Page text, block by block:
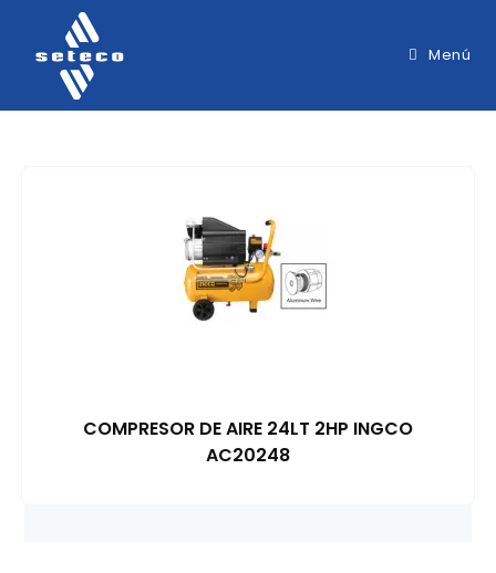
Menú
COMPRESOR DE AIRE 24LT 2HP INGCO
AC20248